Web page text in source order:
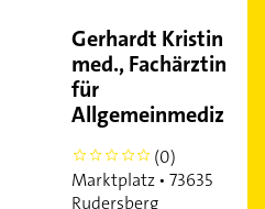
Gerhardt Kristin Dr.
med., Fachärztin
für
Allgemeinmedizin
0
(0)
Marktplatz • 73635
Rudersberg